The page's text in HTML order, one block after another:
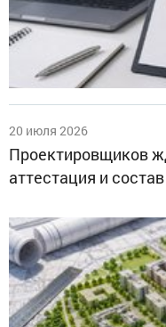
20 июля 2026
Проектировщиков
аттестация и